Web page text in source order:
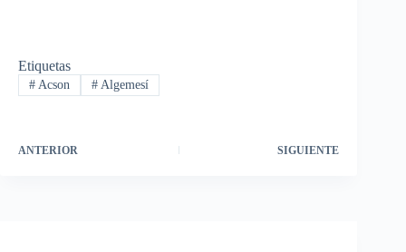
Etiquetas
#Acson #Algemesí
ANTERIOR SIGUIENTE